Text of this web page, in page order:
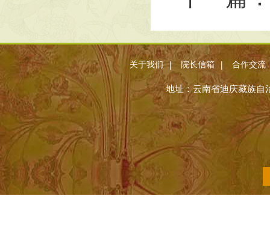
关于我们 | 院长信箱 | 合作交流
地址：云南省迪庆藏族